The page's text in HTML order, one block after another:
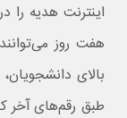
اینترنت هدیه را
هفت روز
بالای
طبق رقم‌های آخر